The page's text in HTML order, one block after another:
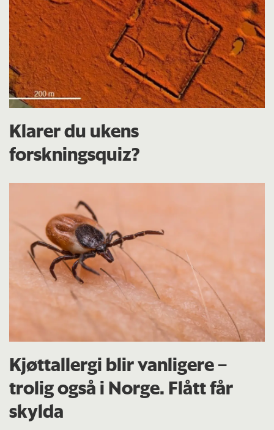
Klarer du ukens
forskningsquiz?
Kjøttallergi blir vanligere –
trolig også i Norge. Flått får
skylda